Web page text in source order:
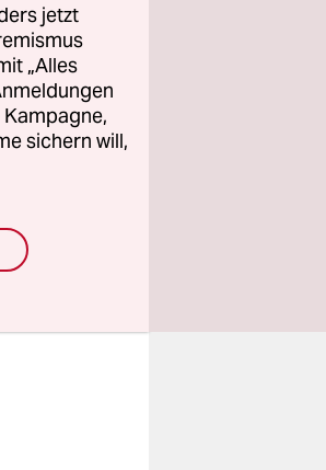
jetzt
„Alles
sichern will,